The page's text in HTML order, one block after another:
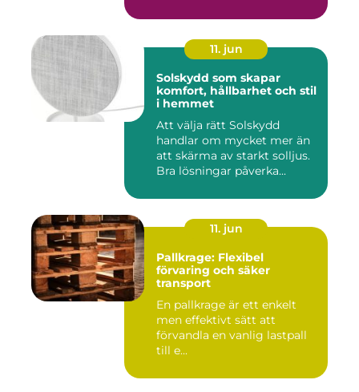
11. jun
Solskydd som skapar
komfort, hållbarhet och stil
i hemmet
Att välja rätt Solskydd
handlar om mycket mer än
att skärma av starkt solljus.
Bra lösningar påverka...
11. jun
Pallkrage: Flexibel
förvaring och säker
transport
En pallkrage är ett enkelt
men effektivt sätt att
förvandla en vanlig lastpall
till e...